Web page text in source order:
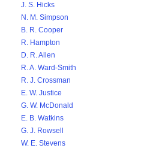
J. S. Hicks
N. M. Simpson
B. R. Cooper
R. Hampton
D. R. Allen
R. A. Ward-Smith
R. J. Crossman
E. W. Justice
G. W. McDonald
E. B. Watkins
G. J. Rowsell
W. E. Stevens